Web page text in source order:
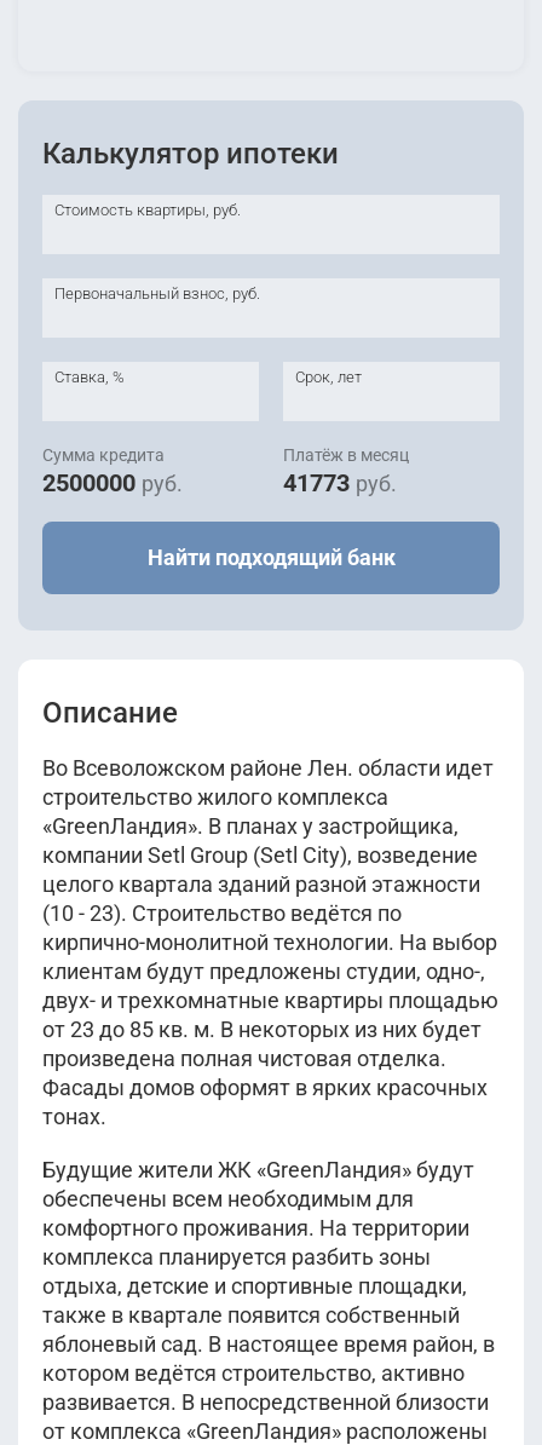
Калькулятор ипотеки
Стоимость квартиры, руб.
Первоначальный взнос, руб.
Ставка, % Срок, лет
Сумма кредита
2500000 руб.
Платёж в месяц
41773 руб.
Найти подходящий банк
Описание
Во Всеволожском районе Лен. области идет
строительство жилого комплекса
«GreenЛандия». В планах у застройщика,
компании Setl Group (Setl City), возведение
целого квартала зданий разной этажности
(10 - 23). Строительство ведётся по
кирпично-монолитной технологии. На выбор
клиентам будут предложены студии, одно-,
двух- и трехкомнатные квартиры площадью
от 23 до 85 кв. м. В некоторых из них будет
произведена полная чистовая отделка.
Фасады домов оформят в ярких красочных
тонах.
Будущие жители ЖК «GreenЛандия» будут
обеспечены всем необходимым для
комфортного проживания. На территории
комплекса планируется разбить зоны
отдыха, детские и спортивные площадки,
также в квартале появится собственный
яблоневый сад. В настоящее время район, в
котором ведётся строительство, активно
развивается. В непосредственной близости
от комплекса «GreenЛандия» расположены